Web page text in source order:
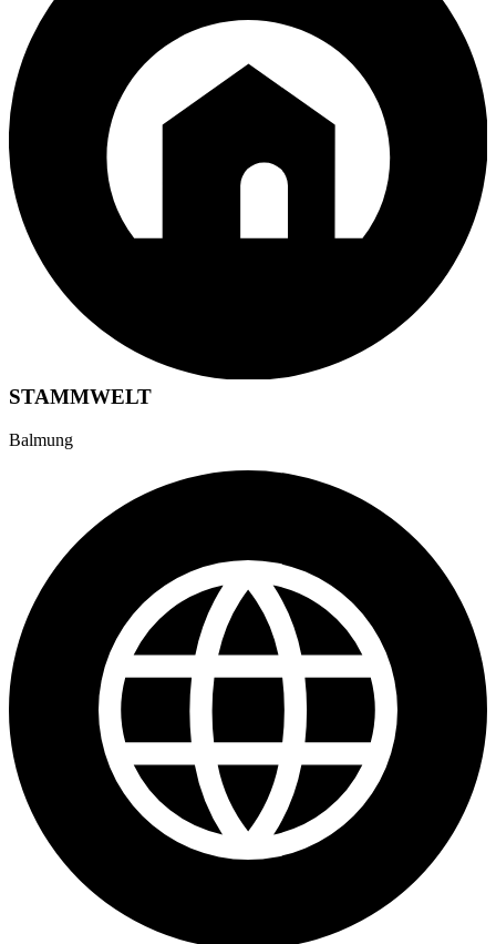
STAMMWELT
Balmung